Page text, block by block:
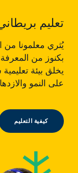
تعليم
يُثري معلمونا من
بكنوز من
يخلق بيئة
على النمو
كيفية التعليم